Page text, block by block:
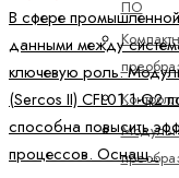
ПО
В сфере
данными между
ключевую роль.
(Sercos II) CFL01.1-Q2
способна повысить
процессов. Оснащ..